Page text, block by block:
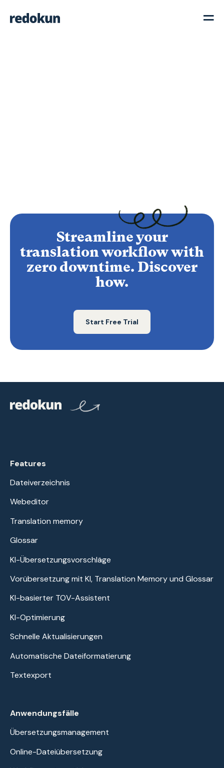
Streamline your
translation workflow with
zero downtime. Discover
how.
Start Free Trial
Features
Dateiverzeichnis
Webeditor
Translation memory
Glossar
KI-Übersetzungsvorschläge
Vorübersetzung mit KI, Translation Memory und Glossar
KI-basierter TOV-Assistent
KI-Optimierung
Schnelle Aktualisierungen
Automatische Dateiformatierung
Textexport
Anwendungsfälle
Übersetzungsmanagement
Online-Dateiübersetzung